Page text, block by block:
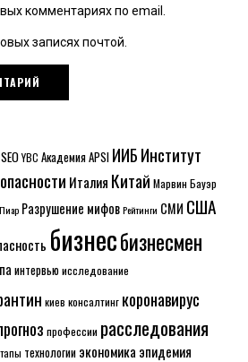
комментариях по email.
записях почтой.
SEO YBC Академия APSI ИИБИнститут
Италия Китай Марвин Бауэр
Пиар Разрушение мифов Рейтинги СМИ США
бизнесбизнесмен
интервьюисследование
киев консалтинг коронавирус
профессии расследования
технологии экономика эпидемия